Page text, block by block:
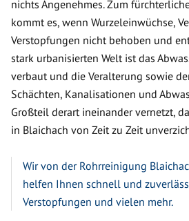
nichts Angenehmes. Zum
kommt es, wenn Wurzeleinwüchse,
Verstopfungen nicht behoben und
stark urbanisierten Welt ist das
verbaut und die Veralterung sowie
Schächten, Kanalisationen und
Großteil derart ineinander vernetzt,
in Blaichach von Zeit zu Zeit
Wir von der Rohrreinigung
helfen Ihnen schnell und
Verstopfungen und vielen mehr.